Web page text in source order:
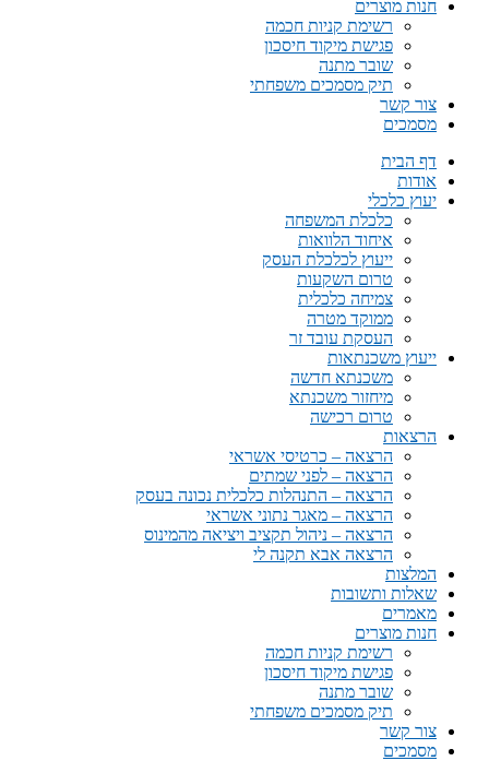
חנות מוצרים
רשימת קניות חכמה
פגישת מיקוד חיסכון
שובר מתנה
תיק מסמכים משפחתי
צור קשר
מסמכים
דף הבית
אודות
יעוץ כלכלי
כלכלת המשפחה
איחוד הלוואות
ייעוץ לכלכלת העסק
טרום השקעות
צמיחה כלכלית
ממוקד מטרה
העסקת עובד זר
ייעוץ משכנתאות
משכנתא חדשה
מיחזור משכנתא
טרום רכישה
הרצאות
הרצאה – כרטיסי אשראי
הרצאה – לפני שמתים
הרצאה – התנהלות כלכלית נכונה בעסק
הרצאה – מאגר נתוני אשראי
הרצאה – ניהול תקציב ויציאה מהמינוס
הרצאה אבא תקנה לי
המלצות
שאלות ותשובות
מאמרים
חנות מוצרים
רשימת קניות חכמה
פגישת מיקוד חיסכון
שובר מתנה
תיק מסמכים משפחתי
צור קשר
מסמכים